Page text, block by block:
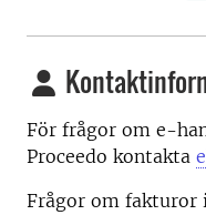
För frågor om e-
Proceedo kontakta
Frågor om fakturor